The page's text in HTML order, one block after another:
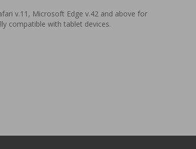
v.11, Microsoft Edge v.42 and above for
compatible with tablet devices.